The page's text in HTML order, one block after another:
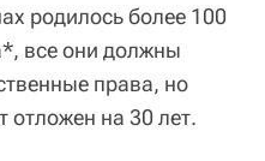
родилось более 100
все они должны
права, но
отложен на 30 лет.